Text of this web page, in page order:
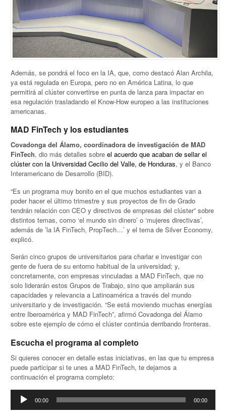
Además, se pondrá el foco en la IA, que, como destacó Alan Archila,
ya está regulada en Europa, pero no en América Latina, lo que
permitirá al clúster convertirse en punta de lanza para impactar en
esa regulación trasladando el Know-How europeo a las instituciones
americanas.
MAD FinTech y los estudiantes
Covadonga del Álamo, coordinadora de investigación de MAD
FinTech, dio más detalles sobreel acuerdo que acaban de sellar el
clúster con la Universidad Cecilio del Valle, de Honduras, y el Banco
Interamericano de Desarrollo (BID).
“Es un programa muy bonito en el que muchos estudiantes van a
poder hacer el último trimestre y sus proyectos de fin de Grado
tendrán relación con CEO y directivos de empresas del clúster” sobre
distintos temas, como ‘el mundo sin dinero’ o ‘mujeres directivas’,
además de ’la IA FinTech, PropTech…’ y el tema de Silver Economy,
explicó.
Serán cinco grupos de universitarios para charlar e investigar con
gente de fuera de su entorno habitual de la universidad; y,
concretamente, con empresas vinculadas a MAD FinTech, que no
solo liderarán estos Grupos de Trabajo, sino que ampliarán sus
capacidades y relevancia a Latinoamérica a través del mundo
universitario y de investigación. “Se está moviendo muchas energías
entre Iberoamérica y MAD FinTech”, afirmó Covadonga del Álamo
sobre este ejemplo de cómo el clúster continúa derribando fronteras.
Escucha el programa al completo
Si quieres conocer en detalle estas iniciativas, en las que tu empresa
puede participar si te unes a MAD FinTech, te dejamos a
continuación el programa completo:
Reproductor
audio
00:00 00:00